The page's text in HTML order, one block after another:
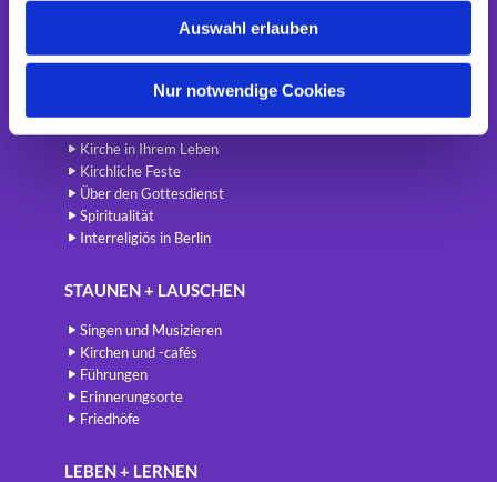
Auswahl erlauben
Nur notwendige Cookies
BETEN + FEIERN
Kirche in Ihrem Leben
Kirchliche Feste
Über den Gottesdienst
Spiritualität
Interreligiös in Berlin
STAUNEN + LAUSCHEN
Singen und Musizieren
Kirchen und -cafés
Führungen
Erinnerungsorte
Friedhöfe
LEBEN + LERNEN